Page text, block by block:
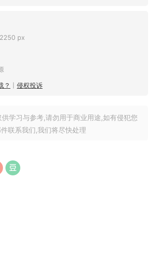
px
？ 侵权投诉
学习与参考,请勿用于商业用途,如有侵犯您
联系我们,我们将尽快处理